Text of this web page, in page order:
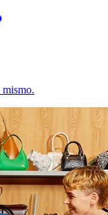
mismo.